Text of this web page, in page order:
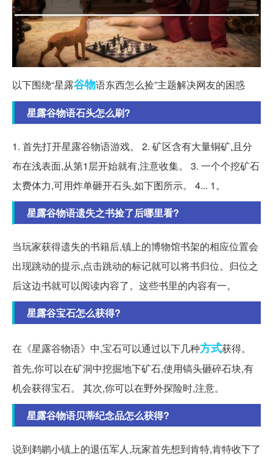
以下围绕“星露谷物语东西怎么捡”主题解决网友的困惑
星露谷物语石头怎么刷?
1. 首先打开星露谷物语游戏。 2. 矿区含有大量铜矿,且分
布在浅表面,从第1层开始就有,注意收集。 3. 一个个挖矿石
太费体力,可用炸单砸开石头,如下图所示。 4... 1。
星露谷物语遗失之书捡了后哪里看?
当玩家获得遗失的书籍后,镇上的博物馆书架的相应位置会
出现跳动的提示,点击跳动的标记就可以将书归位。归位之
后这边书就可以阅读内容了。这些书里的内容有一。
星露谷宝石怎么获得?
在《星露谷物语》中,宝石可以通过以下几种方式获得。
首先,你可以在矿洞中挖掘地下矿石,使用镐头砸碎石块,有
机会获得宝石。 其次,你可以在野外探险时,注意。
星露谷物语贝蒂纪念品怎么获得?
说到鹈鹕小镇上的退伍军人,玩家首先想到肯特,肯特收下了